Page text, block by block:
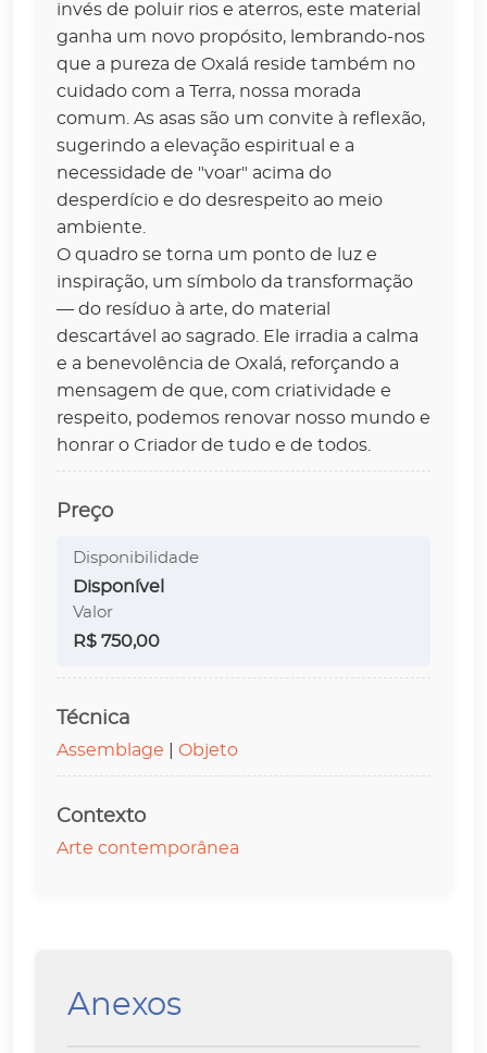
invés de poluir rios e aterros, este material
ganha um novo propósito, lembrando-nos
que a pureza de Oxalá reside também no
cuidado com a Terra, nossa morada
comum. As asas são um convite à reflexão,
sugerindo a elevação espiritual e a
necessidade de "voar" acima do
desperdício e do desrespeito ao meio
ambiente.
O quadro se torna um ponto de luz e
inspiração, um símbolo da transformação
— do resíduo à arte, do material
descartável ao sagrado. Ele irradia a calma
e a benevolência de Oxalá, reforçando a
mensagem de que, com criatividade e
respeito, podemos renovar nosso mundo e
honrar o Criador de tudo e de todos.
Preço
Disponibilidade
Disponível
Valor
R$ 750,00
Técnica
Assemblage Objeto
Contexto
Arte contemporânea
Anexos